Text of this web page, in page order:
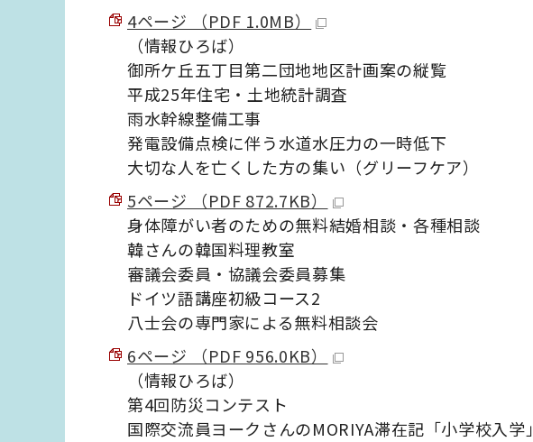
4ページ （PDF 1.0MB）
（情報ひろば）
御所ケ丘五丁目第二団地地区計画案の縦覧
平成25年住宅・土地統計調査
雨水幹線整備工事
発電設備点検に伴う水道水圧力の一時低下
大切な人を亡くした方の集い（グリーフケア）
5ページ （PDF 872.7KB）
身体障がい者のための無料結婚相談・各種相談
韓さんの韓国料理教室
審議会委員・協議会委員募集
ドイツ語講座初級コース2
八士会の専門家による無料相談会
6ページ （PDF 956.0KB）
（情報ひろば）
第4回防災コンテスト
国際交流員ヨークさんのMORIYA滞在記「小学校入学」